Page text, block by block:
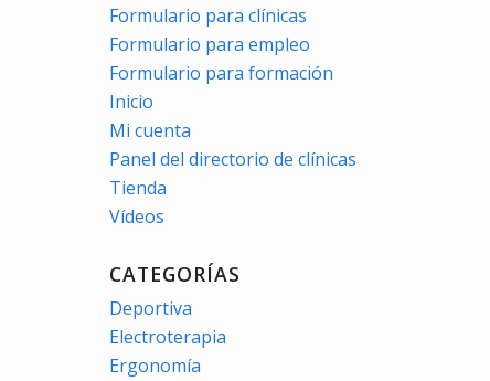
Formulario para clínicas
Formulario para empleo
Formulario para formación
Inicio
Mi cuenta
Panel del directorio de clínicas
Tienda
Vídeos
CATEGORÍAS
Deportiva
Electroterapia
Ergonomía